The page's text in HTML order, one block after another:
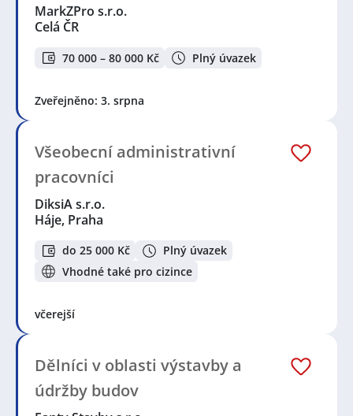
Montážnice,Obsluha vysokozdvižných vozíků
/ Svářečka,
Konstruktér / Konstruktérka, Elektrotechnik /
Elektromechanička
Elektrikář / Elektrikářka
Obchodní zástupce / zástupkyně
technička automatizace
Seznam lokalit v zobrazených inzerátech:
Celá ČR,Háje, Praha
MarkZPro s.r.o.
Celá ČR
70 000 – 80 000 Kč Plný úvazek
Zveřejněno: 3. srpna
Všeobecní administrativní
pracovníci
DiksiA s.r.o.
Háje, Praha
do 25 000 Kč
Plný úvazek
Vhodné také pro cizince
včerejší
Dělníci v oblasti výstavby a
údržby budov